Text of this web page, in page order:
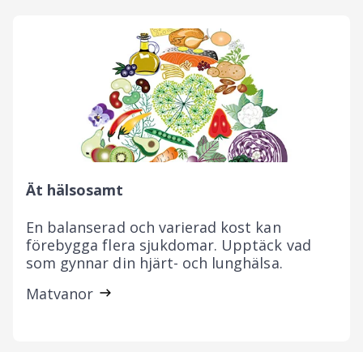
Ät hälsosamt
En balanserad och varierad kost kan
förebygga flera sjukdomar. Upptäck vad
som gynnar din hjärt- och lunghälsa.
Matvanor